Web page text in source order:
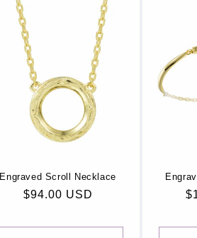
Engraved Scroll Necklace
Prix
$94.00 USD